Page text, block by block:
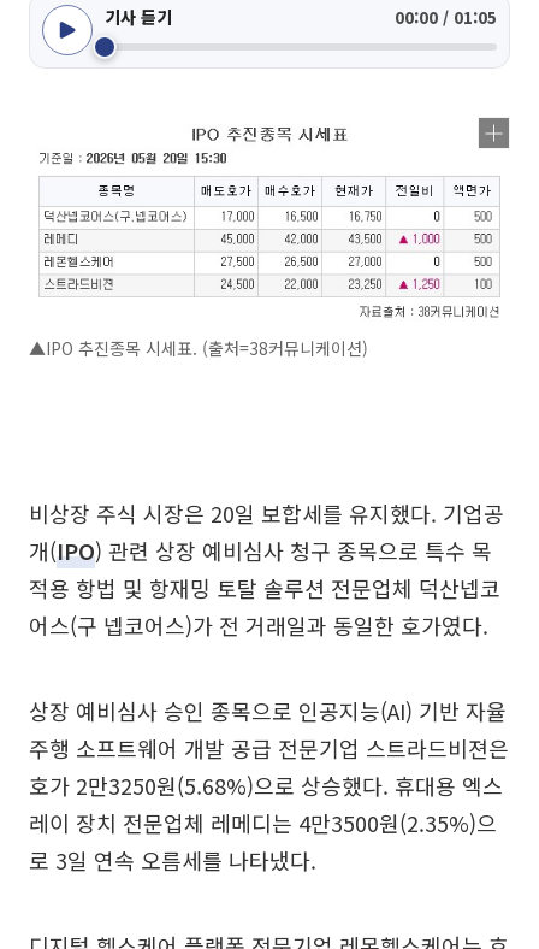
기사 듣기 00:00 / 01:05
▲IPO 추진종목 시세표. (출처=38커뮤니케이션)
비상장 주식 시장은 20일 보합세를 유지했다. 기업공
개(IPO) 관련 상장 예비심사 청구 종목으로 특수 목
적용 항법 및 항재밍 토탈 솔루션 전문업체 덕산넵코
어스(구 넵코어스)가 전 거래일과 동일한 호가였다.
상장 예비심사 승인 종목으로 인공지능(AI) 기반 자율
주행 소프트웨어 개발 공급 전문기업 스트라드비젼은
호가 2만3250원(5.68%)으로 상승했다. 휴대용 엑스
레이 장치 전문업체 레메디는 4만3500원(2.35%)으
로 3일 연속 오름세를 나타냈다.